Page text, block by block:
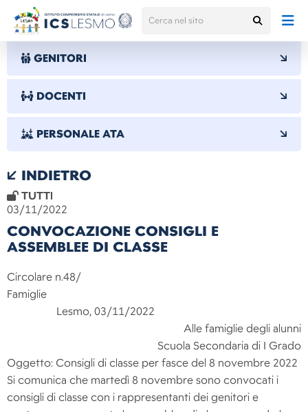
GENITORI
DOCENTI
PERSONALE ATA
INDIETRO
TUTTI
03/11/2022
CONVOCAZIONE CONSIGLI E
ASSEMBLEE DI CLASSE
Circolare n.48/
Lesmo, 03/11/2022
Alle famiglie degli alunni
Scuola Secondaria di I Grado
Oggetto: Consigli di classe per fasce del 8 novembre 2022
Si comunica che martedì 8 novembre sono convocati i
consigli di classe con i rappresentanti dei genitori e